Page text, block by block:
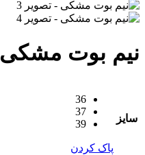
نیم بوت مشکی
سایز
36
37
39
پاک کردن